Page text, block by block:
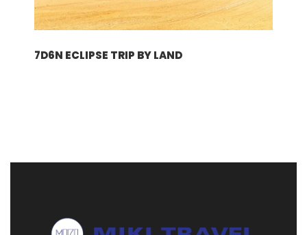
Private vehicle with English speaking driver guide
7D6N ECLIPSE TRIP BY LAND